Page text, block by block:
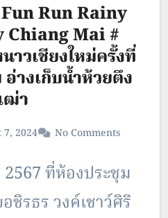
Run Rainy
Mai #
วเชียงใหม่ครั้งที่
างเก็บน้ำห้วยตึง
ฒ่า
7, 2024 No Comments
ที่ห้องประชุม
ชิรธร วงค์เชาว์ศิริ